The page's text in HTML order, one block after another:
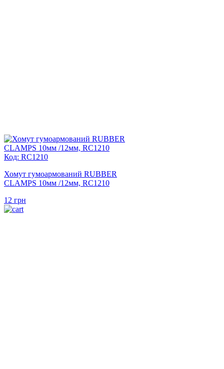
Код: RC1210
Хомут гумоармований RUBBER
CLAMPS 10мм /12мм, RC1210
12 грн